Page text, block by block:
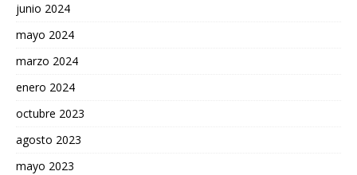
junio 2024
mayo 2024
marzo 2024
enero 2024
octubre 2023
agosto 2023
mayo 2023